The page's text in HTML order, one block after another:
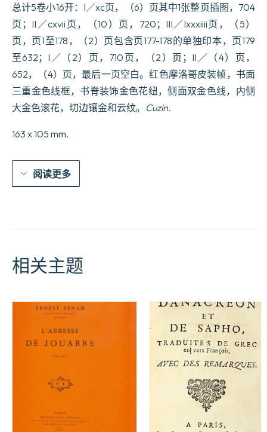
总计5卷小16开：I／xc页，（6）页其中1张整页插图，704
页；II／cxvii页，（10）页，720；III／lxxxiiii页，（5）
页，页1至178，（2）页包含页177-178的单独印本，页179
至632；I／（2）页，710页，（2）页；II／（4）页，
652，（4）页，最后一页空白。红色摩洛哥皮装帧，书面
三重金色线框，书脊装饰金色花纽，侧面双金色线，内侧
大金色滚花，切边镶金和云纹。 Cuzin.
163 x 105 mm.
阅读更多
相关主题